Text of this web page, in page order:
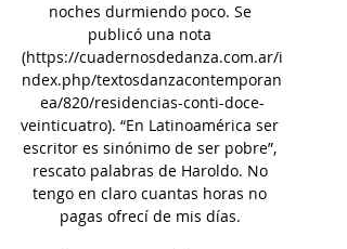
noches durmiendo poco. Se
publicó una nota
(https://cuadernosdedanza.com.ar/i
ndex.php/textosdanzacontemporan
ea/820/residencias-conti-doce-
veinticuatro). “En Latinoamérica ser
escritor es sinónimo de ser pobre”,
rescato palabras de Haroldo. No
tengo en claro cuantas horas no
pagas ofrecí de mis días.